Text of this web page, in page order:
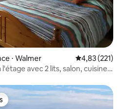
⋅ Walmer Évaluation
4,83 (221)
avec 2 lits, salon, cuisine,